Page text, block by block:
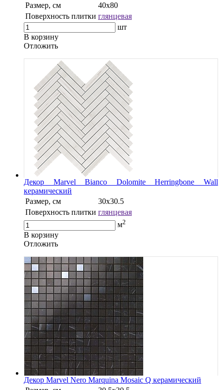
Размер, см
40х80
Поверхность плитки глянцевая
шт
В корзину
Oтложить
Декор Marvel Bianco Dolomite Herringbone Wall
керамический
Размер, см
30х30.5
Поверхность плитки глянцевая
м2
В корзину
Oтложить
Декор Marvel Nero Marquina Mosaic Q керамический